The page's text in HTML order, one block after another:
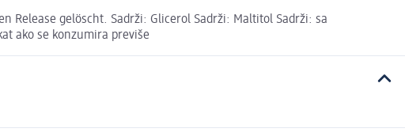
Release gelöscht. Sadrži: Glicerol Sadrži: Maltitol Sadrži: sa
ako se konzumira previše